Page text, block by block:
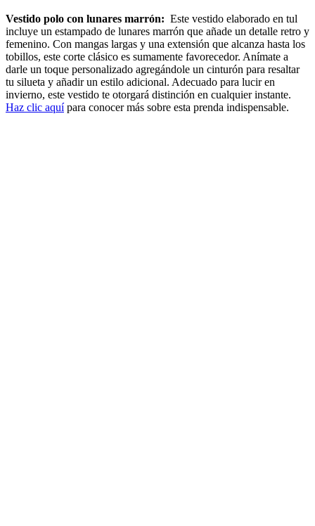
Vestido polo con lunares marrón: Este vestido elaborado en tul
incluye un estampado de lunares marrón que añade un detalle retro y
femenino. Con mangas largas y una extensión que alcanza hasta los
tobillos, este corte clásico es sumamente favorecedor. Anímate a
darle un toque personalizado agregándole un cinturón para resaltar
tu silueta y añadir un estilo adicional. Adecuado para lucir en
invierno, este vestido te otorgará distinción en cualquier instante.
Haz clic aquípara conocer más sobre esta prenda indispensable.